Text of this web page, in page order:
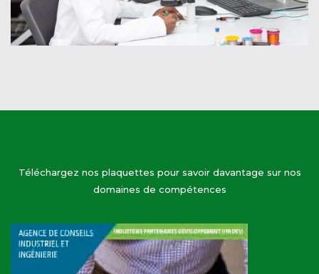
Téléchargez nos plaquettes pour savoir davantage sur nos
domaines de compétences